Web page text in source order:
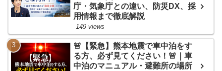
庁・気象庁との違い、防災DX、採
用情報まで徹底解説
149 views
🚨【緊急】熊本地震で車中泊をす
る方、必ず見てください！🚨｜車
中泊のマニュアル・避難所の場所